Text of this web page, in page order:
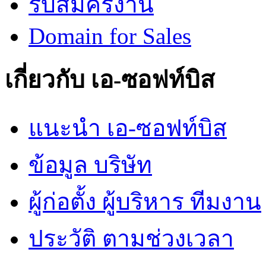
Domain for Sales
เกี่ยวกับ เอ-ซอฟท์บิส
แนะนำ เอ-ซอฟท์บิส
ข้อมูล บริษัท
ผู้ก่อตั้ง ผู้บริหาร ทีมงาน
ประวัติ ตามช่วงเวลา